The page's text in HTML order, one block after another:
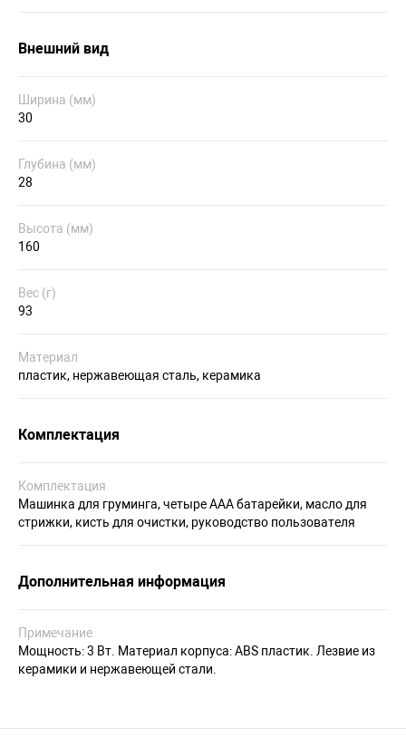
Внешний вид
Ширина (мм)
30
Глубина (мм)
28
Высота (мм)
160
Вес (г)
93
Материал
пластик, нержавеющая сталь, керамика
Комплектация
Комплектация
Машинка для груминга, четыре AAA батарейки, масло для
стрижки, кисть для очистки, руководство пользователя
Дополнительная информация
Примечание
Мощность: 3 Вт. Материал корпуса: ABS пластик. Лезвие из
керамики и нержавеющей стали.